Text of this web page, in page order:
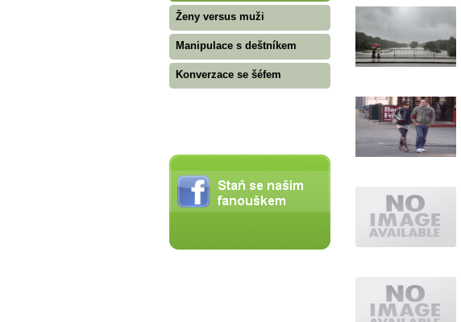
Ženy versus muži
Manipulace s deštníkem
Konverzace se šéfem